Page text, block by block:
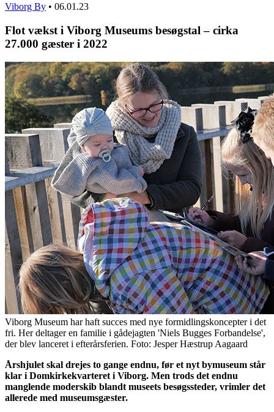
Viborg By • 06.01.23
Flot vækst i Viborg Museums besøgstal – cirka
27.000 gæster i 2022
Viborg Museum har haft succes med nye formidlingskoncepter i det
fri. Her deltager en familie i gådejagten 'Niels Bugges Forbandelse',
der blev lanceret i efterårsferien. Foto: Jesper Hæstrup Aagaard
Årshjulet skal drejes to gange endnu, før et nyt bymuseum står
klar i Domkirkekvarteret i Viborg. Men trods det endnu
manglende moderskib blandt museets besøgssteder, vrimler det
allerede med museumsgæster.